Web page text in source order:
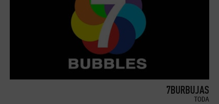
7BURBUJAS
TODA